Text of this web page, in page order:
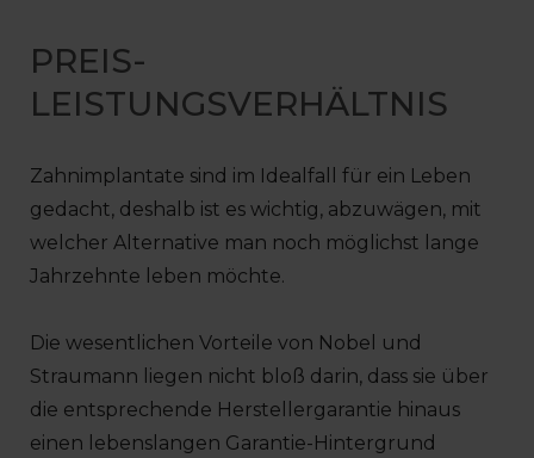
PREIS-
LEISTUNGSVERHÄLTNIS
Zahnimplantate sind im Idealfall für ein Leben
gedacht, deshalb ist es wichtig, abzuwägen, mit
welcher Alternative man noch möglichst lange
Jahrzehnte leben möchte.
Die wesentlichen Vorteile von Nobel und
Straumann liegen nicht bloß darin, dass sie über
die entsprechende Herstellergarantie hinaus
einen lebenslangen Garantie-Hintergrund